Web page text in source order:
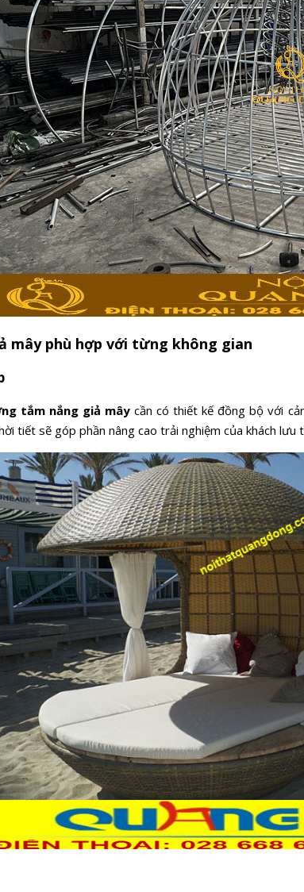
mây phù hợp với từng không gian
tắm nắng giả mây cần có thiết kế đồng bộ với
tiết sẽ góp phần nâng cao trải nghiệm của khách